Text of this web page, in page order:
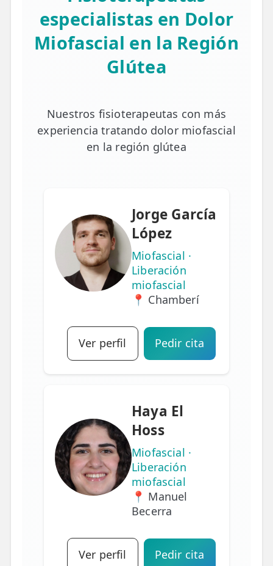
especialistas en Dolor
Miofascial en la Región
Glútea
Nuestros fisioterapeutas con más
experiencia tratando dolor miofascial
en la región glútea
Jorge García
López
Miofascial ·
Liberación
miofascial
📍 Chamberí
Ver perfil Pedir cita
Haya El
Hoss
Miofascial ·
Liberación
miofascial
📍 Manuel
Becerra
Ver perfil Pedir cita